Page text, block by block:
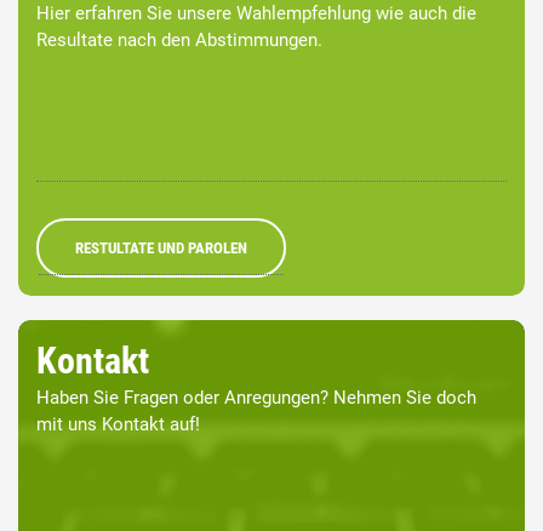
Hier erfahren Sie unsere Wahlempfehlung wie auch die
Resultate nach den Abstimmungen.
RESTULTATE UND PAROLEN
Kontakt
Haben Sie Fragen oder Anregungen? Nehmen Sie doch
mit uns Kontakt auf!